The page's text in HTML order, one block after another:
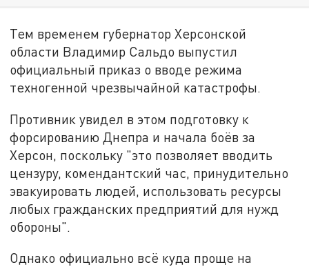
Тем временем губернатор Херсонской
области Владимир Сальдо выпустил
официальный приказ о вводе режима
техногенной чрезвычайной катастрофы.
Противник увидел в этом подготовку к
форсированию Днепра и начала боёв за
Херсон, поскольку "это позволяет вводить
цензуру, комендантский час, принудительно
эвакуировать людей, использовать ресурсы
любых гражданских предприятий для нужд
обороны".
Однако официально всё куда проще на